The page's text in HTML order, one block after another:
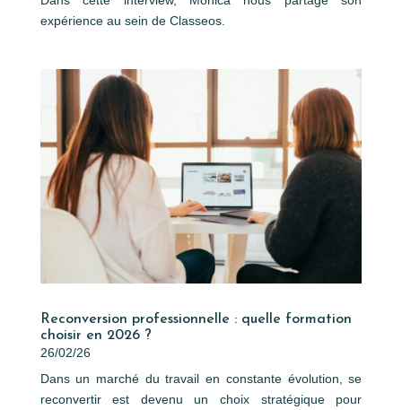
expérience au sein de Classeos.
Reconversion professionnelle : quelle formation
choisir en 2026 ?
26/02/26
Dans un marché du travail en constante évolution, se
reconvertir est devenu un choix stratégique pour